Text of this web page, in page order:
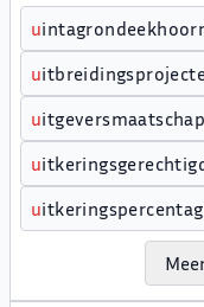
u
u
u
u
u